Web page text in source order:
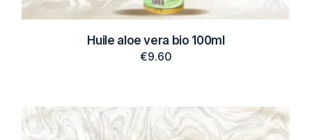
Huile aloe vera bio 100ml
€9.60